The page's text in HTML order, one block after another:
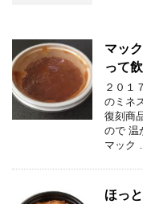
マッ
って
２０１
のミネ
復刻商
ので 温
マック
ほっ